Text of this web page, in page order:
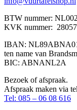
BTW nummer:
KVK nummer:
IBAN:
ten name van
BIC: ABNANL2A
Bezoek of afspraak.
Afspraak maken via
Tel: 085 – 06 08 616